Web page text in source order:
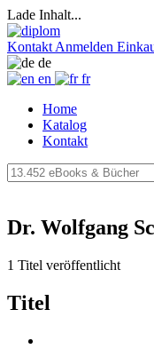
Lade Inhalt...
Kontakt Anmelden
de
en
fr
Home
Katalog
Kontakt
Dr. Wolfgang
1 Titel veröffentlicht
Titel